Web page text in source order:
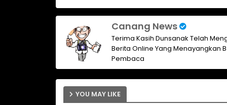
Canang News
Terima Kasih Dunsanak Telah
Berita Online Yang Menayangkan
Pembaca
YOU MAY LIKE